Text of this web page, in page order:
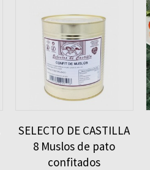
SELECTO DE CASTILLA
8 Muslos de pato
confitados